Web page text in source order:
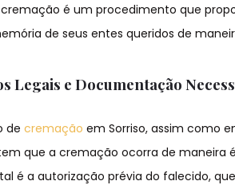
é um procedimento que
de seus entes queridos de
Legais e Documentação
decremação em Sorriso, assim como
que a cremação ocorra de maneira
é a autorização prévia do falecido,